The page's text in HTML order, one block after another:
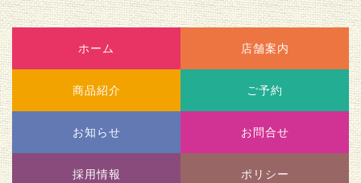
ホーム 店舗案内
商品紹介 ご予約
お知らせ お問合せ
採用情報 ポリシー